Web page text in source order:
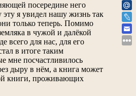
посередине него
я увидел нашу жизнь так
только теперь. Помимо
в чужой и далёкой
всего для нас, для его
в итоге таким
мне посчастливилось
дыру в нём, а книга может
книги, проживающих